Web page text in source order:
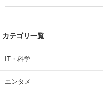
カテゴリ一覧
IT・科学
エンタメ